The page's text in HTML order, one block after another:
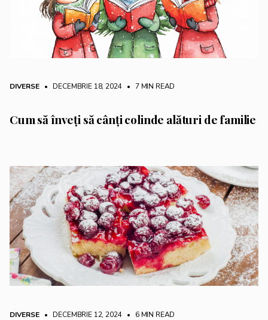
DIVERSE • DECEMBRIE 18, 2024 • 7 MIN READ
Cum să înveți să cânți colinde alături de familie
DIVERSE • DECEMBRIE 12, 2024 • 6 MIN READ